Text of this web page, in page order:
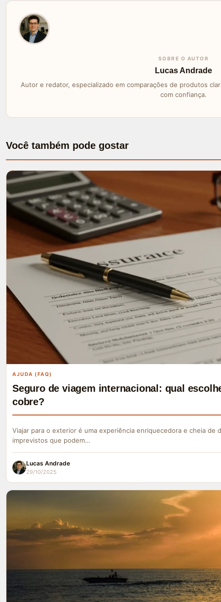
SOBRE O AUTOR
Lucas Andrade
Autor e redator, especializado em comparações de produtos
com confiança.
Você também pode gostar
AJUDA (FAQ)
Seguro de viagem internacional: qual
cobre?
Viajar para o exterior é uma experiência enriquecedora e cheia de
imprevistos que podem…
Lucas Andrade
29/10/2025